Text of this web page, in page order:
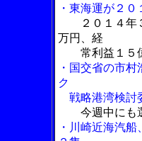
・東海運が２
２０１４
万円、経
常利益１５
・国交省の市
ク
戦略港湾検討
今週中にも
・川崎近海汽